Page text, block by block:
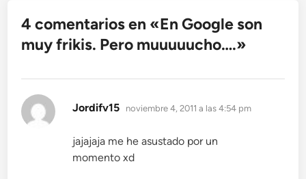
4 comentarios en «En Google son
muy frikis. Pero muuuuucho….»
Jordifv15 dice:
noviembre 4, 2011 a las 4:54 pm
jajajaja me he asustado por un
momento xd